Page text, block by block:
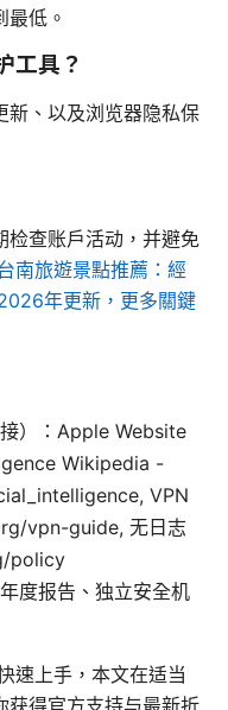
低。
工具？
新、以及浏览器隐私保
检查账户活动，并避免
南旅遊景點推薦：經
年更新，更多關鍵
）：Apple Website
Wikipedia -
VPN
vpn-guide, 无日志
policy
度报告、独立安全机
速上手，本文在适当
获得官方支持与最新折